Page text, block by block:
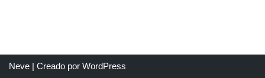
Neve | Creado por WordPress